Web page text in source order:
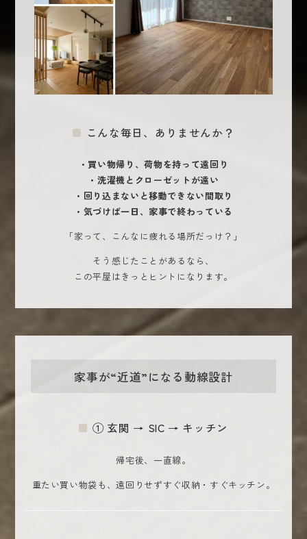
こんな毎日、ありませんか？
・買い物帰り、荷物を持って遠回り
・洗濯機とクローゼットが遠い
・回り込まないと移動できない間取り
・気づけば一日、家事で終わっている
「家って、こんなに疲れる場所だっけ？」
そう感じたことがあるなら、
この平屋はきっとヒントになります。
家事が“近道”になる動線設計
① 玄関 → SIC → キッチン
帰宅後、一直線。
重たい買い物袋も、遠回りせずすぐ収納・すぐキッチン。